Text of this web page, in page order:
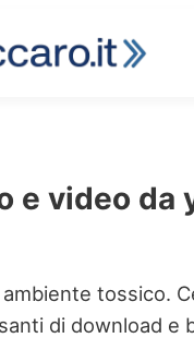
e video da
tossico.
di download e